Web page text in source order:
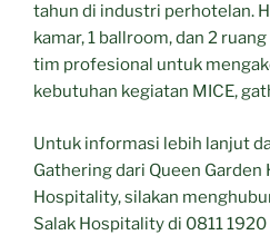
tahun di industri perhotelan.
kamar, 1 ballroom, dan 2
tim profesional untuk
kebutuhan kegiatan MICE,
Untuk informasi lebih lanjut
Gathering dari Queen Garden
Hospitality, silakan
Salak Hospitality di 0811